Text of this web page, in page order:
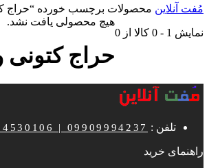
مُفت آنلاین محصولات برچسب خورده “حراج
نمایش 1
-
0 کالا از 0
هیچ محصولی یافت نشد.
حراج
تلفن : | 09909994237
راهنمای خرید